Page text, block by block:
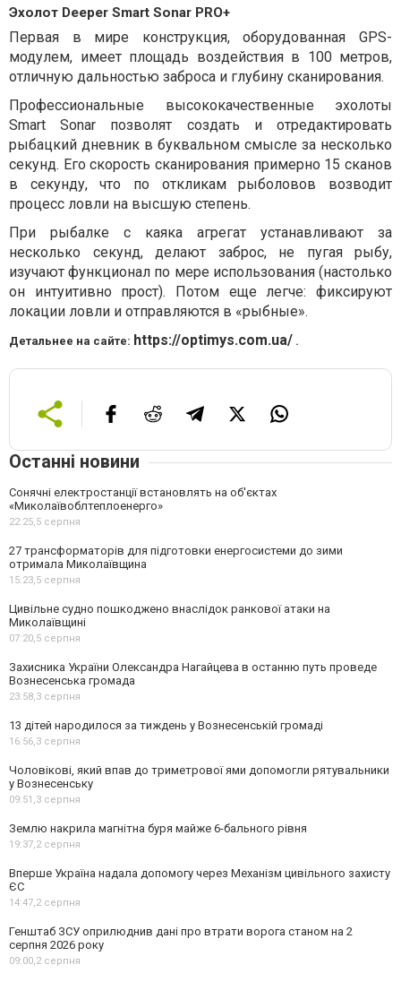
Эхолот Deeper Smart Sonar PRO+
Первая в мире конструкция, оборудованная GPS-
модулем, имеет площадь воздействия в 100 метров,
отличную дальностью заброса и глубину сканирования.
Профессиональные высококачественные эхолоты
Smart Sonar позволят создать и отредактировать
рыбацкий дневник в буквальном смысле за несколько
секунд. Его скорость сканирования примерно 15 сканов
в секунду, что по откликам рыболовов возводит
процесс ловли на высшую степень.
При рыбалке с каяка агрегат устанавливают за
несколько секунд, делают заброс, не пугая рыбу,
изучают функционал по мере использования (настолько
он интуитивно прост). Потом еще легче: фиксируют
локации ловли и отправляются в «рыбные».
Детальнее на сайте: https://optimys.com.ua/ .
Останні новини
Сонячні електростанції встановлять на об'єктах
«Миколаївоблтеплоенерго»
22:25,5 серпня
27 трансформаторів для підготовки енергосистеми до зими
отримала Миколаївщина
15:23,5 серпня
Цивільне судно пошкоджено внаслідок ранкової атаки на
Миколаївщині
07:20,5 серпня
Захисника України Олександра Нагайцева в останню путь проведе
Вознесенська громада
23:58,3 серпня
13 дітей народилося за тиждень у Вознесенській громаді
16:56,3 серпня
Чоловікові, який впав до триметрової ями допомогли рятувальники
у Вознесенську
09:51,3 серпня
Землю накрила магнітна буря майже 6-бального рівня
19:37,2 серпня
Вперше Україна надала допомогу через Механізм цивільного захисту
ЄС
14:47,2 серпня
Генштаб ЗСУ оприлюднив дані про втрати ворога станом на 2
серпня 2026 року
09:00,2 серпня